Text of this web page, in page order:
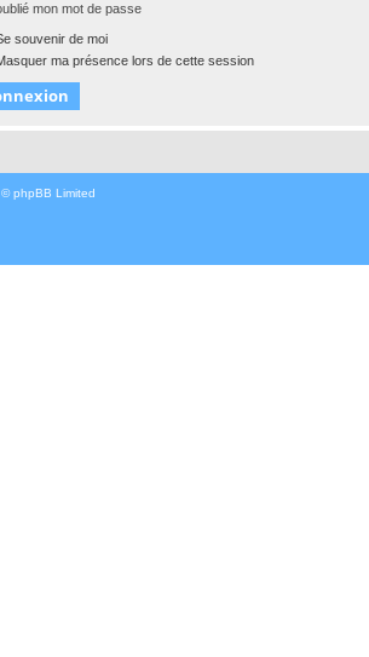
mon mot de passe
souvenir de moi
ma présence lors de cette session
phpBB Limited